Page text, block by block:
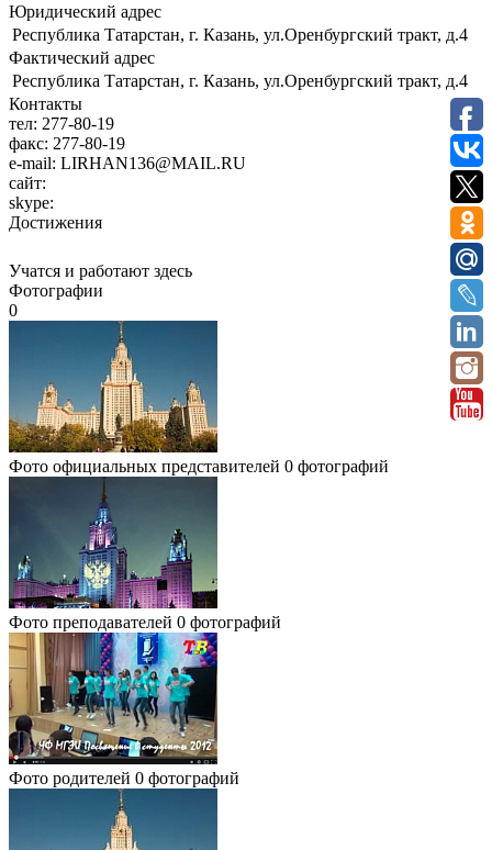
Юридический адрес
Республика Татарстан, г. Казань, ул.Оренбургский тракт, д.4
Фактический адрес
Республика Татарстан, г. Казань, ул.Оренбургский тракт, д.4
Контакты
тел: 277-80-19
факс: 277-80-19
e-mail: LIRHAN136@MAIL.RU
сайт:
skype:
Достижения
Учатся и работают здесь
Фотографии
0
Фото официальных представителей 0 фотографий
Фото преподавателей 0 фотографий
Фото родителей 0 фотографий